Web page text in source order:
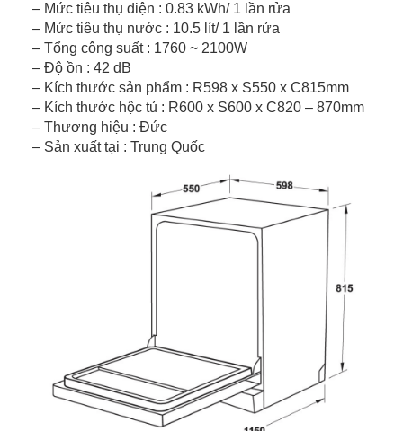
– Mức tiêu thụ điện : 0.83 kWh/ 1 lần rửa
– Mức tiêu thụ nước : 10.5 lít/ 1 lần rửa
– Tổng công suất : 1760 ~ 2100W
– Độ ồn : 42 dB
– Kích thước sản phẩm : R598 x S550 x C815mm
– Kích thước hộc tủ : R600 x S600 x C820 – 870mm
– Thương hiệu : Đức
– Sản xuất tại : Trung Quốc